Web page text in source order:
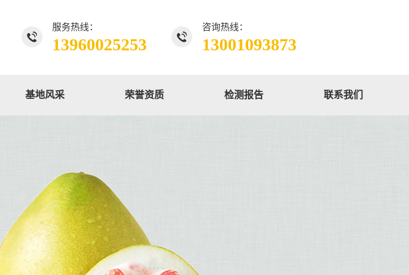
服务热线：
13960025253
咨询热线：
13001093873
基地风采 荣誉资质 检测报告 联系我们